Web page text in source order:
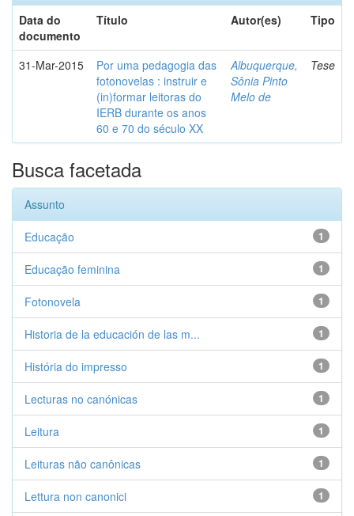
Data do
documento
Título Autor(es) Tipo
31-Mar-2015
Por uma pedagogia das
fotonovelas : instruir e
(in)formar leitoras do
IERB durante os anos
60 e 70 do século XX
Albuquerque,
Sônia Pinto
Melo de
Tese
Busca facetada
Assunto
1
Educação
1
Educação feminina
1
Fotonovela
1
Historia de la educación de las m...
1
História do impresso
1
Lecturas no canónicas
1
Leitura
1
Leituras não canônicas
1
Lettura non canonici